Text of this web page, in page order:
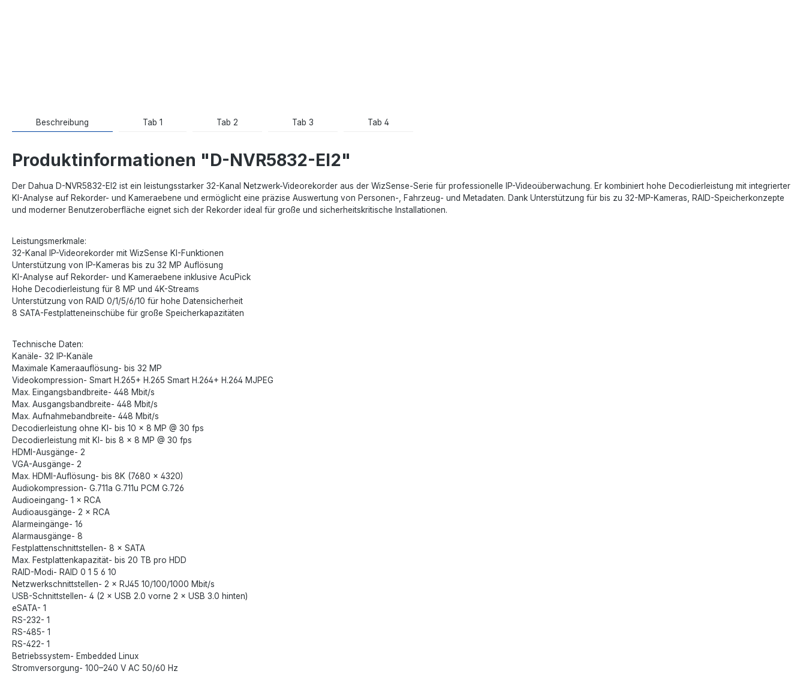
Beschreibung Tab 1 Tab 2 Tab 3 Tab 4
Produktinformationen "D-NVR5832-EI2"
Der Dahua D-NVR5832-EI2 ist ein leistungsstarker 32-Kanal Netzwerk-Videorekorder aus der WizSense-Serie für professionelle IP-Videoüberwachung. Er kombiniert hohe Decodierleistung mit integrierter
KI-Analyse auf Rekorder- und Kameraebene und ermöglicht eine präzise Auswertung von Personen-, Fahrzeug- und Metadaten. Dank Unterstützung für bis zu 32-MP-Kameras, RAID-Speicherkonzepte
und moderner Benutzeroberfläche eignet sich der Rekorder ideal für große und sicherheitskritische Installationen.
Leistungsmerkmale:
32-Kanal IP-Videorekorder mit WizSense KI-Funktionen
Unterstützung von IP-Kameras bis zu 32 MP Auflösung
KI-Analyse auf Rekorder- und Kameraebene inklusive AcuPick
Hohe Decodierleistung für 8 MP und 4K-Streams
Unterstützung von RAID 0/1/5/6/10 für hohe Datensicherheit
8 SATA-Festplatteneinschübe für große Speicherkapazitäten
Technische Daten:
Kanäle- 32 IP-Kanäle
Maximale Kameraauflösung- bis 32 MP
Videokompression- Smart H.265+ H.265 Smart H.264+ H.264 MJPEG
Max. Eingangsbandbreite- 448 Mbit/s
Max. Ausgangsbandbreite- 448 Mbit/s
Max. Aufnahmebandbreite- 448 Mbit/s
Decodierleistung ohne KI- bis 10 × 8 MP @ 30 fps
Decodierleistung mit KI- bis 8 × 8 MP @ 30 fps
HDMI-Ausgänge- 2
VGA-Ausgänge- 2
Max. HDMI-Auflösung- bis 8K (7680 × 4320)
Audiokompression- G.711a G.711u PCM G.726
Audioeingang- 1 × RCA
Audioausgänge- 2 × RCA
Alarmeingänge- 16
Alarmausgänge- 8
Festplattenschnittstellen- 8 × SATA
Max. Festplattenkapazität- bis 20 TB pro HDD
RAID-Modi- RAID 0 1 5 6 10
Netzwerkschnittstellen- 2 × RJ45 10/100/1000 Mbit/s
USB-Schnittstellen- 4 (2 × USB 2.0 vorne 2 × USB 3.0 hinten)
eSATA- 1
RS-232- 1
RS-485- 1
RS-422- 1
Betriebssystem- Embedded Linux
Stromversorgung- 100–240 V AC 50/60 Hz